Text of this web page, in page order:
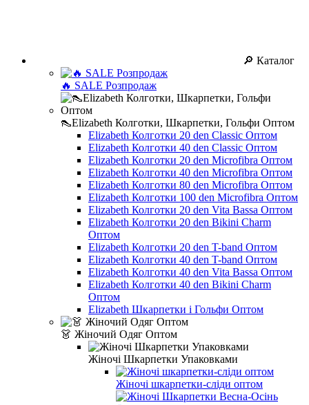
🔎 Каталог
🔥 SALE Розпродаж
👠Elizabeth Колготки, Шкарпетки, Гольфи Оптом
Elizabeth Колготки 20 den Classic Оптом
Elizabeth Колготки 40 den Classic Оптом
Elizabeth Колготки 20 den Microfibra Оптом
Elizabeth Колготки 40 den Microfibra Оптом
Elizabeth Колготки 80 den Microfibra Оптом
Elizabeth Колготки 100 den Microfibra Оптом
Elizabeth Колготки 20 den Vita Bassa Оптом
Elizabeth Колготки 20 den Bikini Charm
Оптом
Elizabeth Колготки 20 den T-band Оптом
Elizabeth Колготки 40 den T-band Оптом
Elizabeth Колготки 40 den Vita Bassa Оптом
Elizabeth Колготки 40 den Bikini Charm
Оптом
Elizabeth Шкарпетки і Гольфи Оптом
👗 Жіночий Одяг Оптом
Жіночі Шкарпетки Упаковками
Жіночі шкарпетки-сліди оптом